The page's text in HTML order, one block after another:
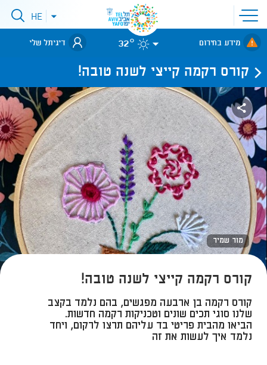
פתיחת
תפריט
אתר
לאתר עיריית
תל-אביב
פתיחתHE
מידע בחירום 32° דיגיתל שלי
קורס רקמה קייצי לשנה טובה!
מור שמיר
קורס רקמה קייצי לשנה טובה!
קורס רקמה בן ארבעה מפגשים, בהם נלמד בקצב
שלנו סוגי תכים שונים וטכניקות רקמה חדשות.
הביאו מהבית פריטי בד עליהם תרצו לרקום, ויחד
נלמד איך לעשות את זה